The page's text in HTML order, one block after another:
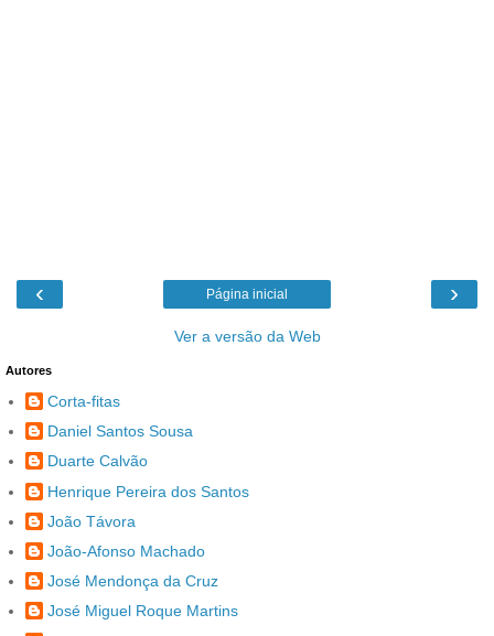
‹ ›
Página inicial
Ver a versão da Web
Autores
Corta-fitas
Daniel Santos Sousa
Duarte Calvão
Henrique Pereira dos Santos
João Távora
João-Afonso Machado
José Mendonça da Cruz
José Miguel Roque Martins